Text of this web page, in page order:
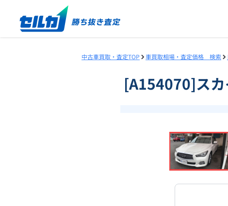
中古車買取・査定TOP 車買取相場・査定価格 検索
[A154070]ス